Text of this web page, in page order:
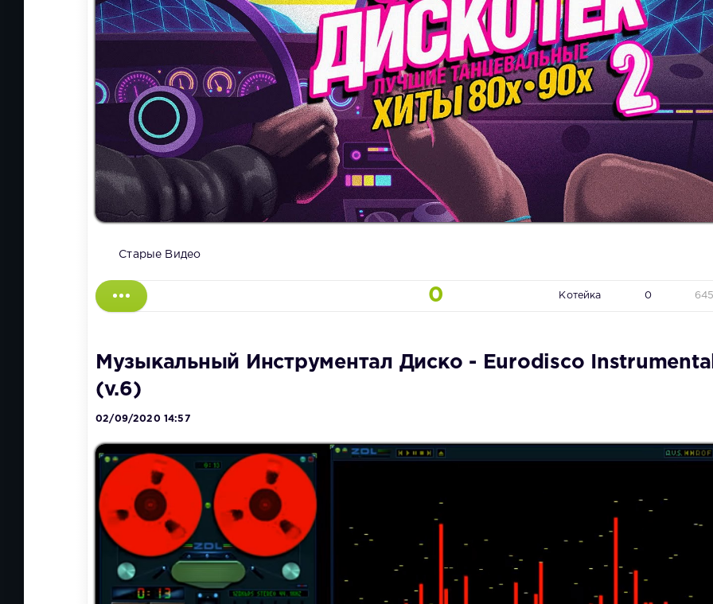
Старые Видео
0 Котейка 0
Музыкальный Инструментал Диско - Eurodisco
(v.6)
02/09/2020 14:57